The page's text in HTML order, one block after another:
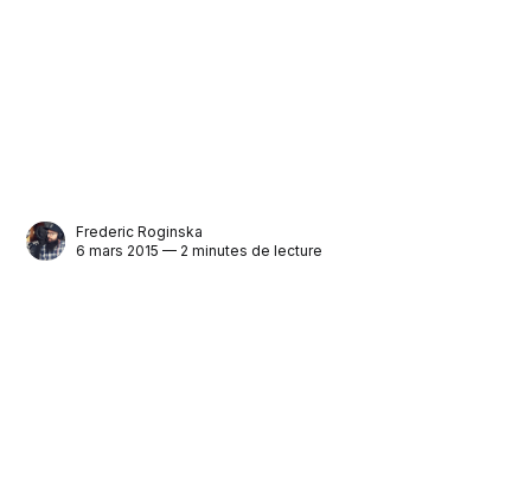
Frederic Roginska
6 mars 2015 — 2 minutes de lecture